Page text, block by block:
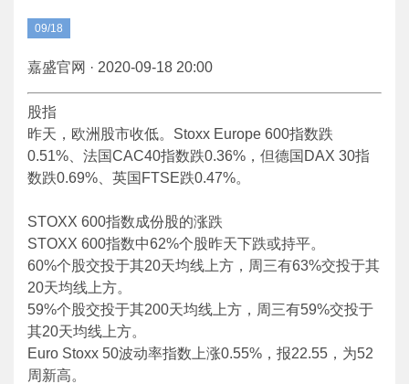
09/18
嘉盛官网 · 2020-09-18 20:00
股指
昨天，欧洲股市收低。Stoxx Europe 600指数跌
0.51%、法国CAC40指数跌0.36%，但德国DAX 30指
数跌0.69%、英国FTSE跌0.47%。
STOXX 600指数成份股的涨跌
STOXX 600指数中62%个股昨天下跌或持平。
60%个股交投于其20天均线上方，周三有63%交投于其
20天均线上方。
59%个股交投于其200天均线上方，周三有59%交投于
其20天均线上方。
Euro Stoxx 50波动率指数上涨0.55%，报22.55，为52
周新高。